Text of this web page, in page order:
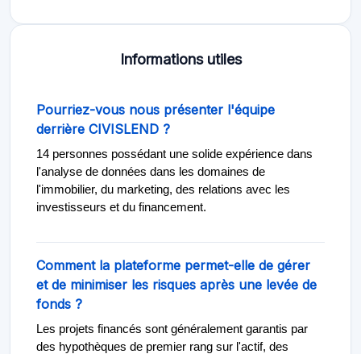
Informations utiles
Pourriez-vous nous présenter l'équipe
derrière CIVISLEND ?
14 personnes possédant une solide expérience dans
l'analyse de données dans les domaines de
l'immobilier, du marketing, des relations avec les
investisseurs et du financement.
Comment la plateforme permet-elle de gérer
et de minimiser les risques après une levée de
fonds ?
Les projets financés sont généralement garantis par
des hypothèques de premier rang sur l'actif, des